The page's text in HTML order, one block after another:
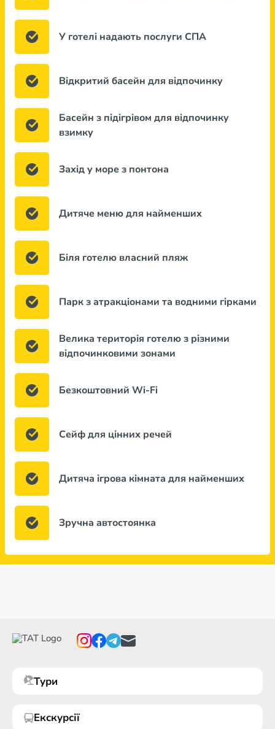
У готелі надають послуги СПА
Відкритий басейн для відпочинку
Басейн з підігрівом для відпочинку
взимку
Захід у море з понтона
Дитяче меню для найменших
Біля готелю власний пляж
Парк з атракціонами та водними гірками
Велика територія готелю з різними
відпочинковими зонами
Безкоштовний Wi-Fi
Сейф для цінних речей
Дитяча ігрова кімната для найменших
Зручна автостоянка
Тури
Екскурсії